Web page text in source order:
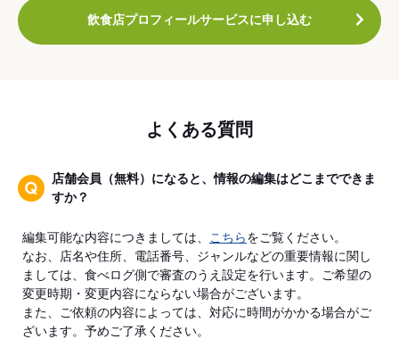
飲食店プロフィールサービスに申し込む
よくある質問
店舗会員（無料）になると、情報の編集はどこまでできま
すか？
編集可能な内容につきましては、 こちらをご覧ください。
なお、店名や住所、電話番号、ジャンルなどの重要情報に関し
ましては、食べログ側で審査のうえ設定を行います。ご希望の
変更時期・変更内容にならない場合がございます。
また、ご依頼の内容によっては、対応に時間がかかる場合がご
ざいます。予めご了承ください。